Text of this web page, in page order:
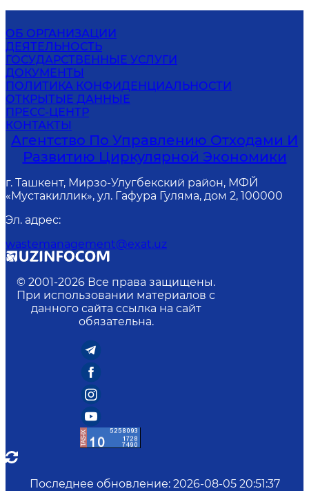
ОБ ОРГАНИЗАЦИИ
ДЕЯТЕЛЬНОСТЬ
ГОСУДАРСТВЕННЫЕ УСЛУГИ
ДОКУМЕНТЫ
ПОЛИТИКА КОНФИДЕНЦИАЛЬНОСТИ
ОТКРЫТЫЕ ДАННЫЕ
ПРЕСС-ЦЕНТР
КОНТАКТЫ
Агентство По Управлению Отходами И
Развитию Циркулярной Экономики
г. Ташкент, Мирзо-Улугбекский район, МФЙ
«Мустакиллик», ул. Гафура Гуляма, дом 2, 100000
Эл. адрес:
wastemanagement@exat.uz
© 2001-2026 Все права защищены.
При использовании материалов с
данного сайта ссылка на сайт
обязательна.
Последнее обновление: 2026-08-05 20:51:37